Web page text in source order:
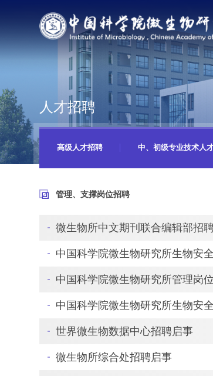
人才招聘
高级人才招聘 中、初级专业技术人
管理、支撑岗位招聘
微生物所中文期刊联合编辑部招
中国科学院微生物研究所生物安
中国科学院微生物研究所管理岗
中国科学院微生物研究所生物安
世界微生物数据中心招聘启事
微生物所综合处招聘启事